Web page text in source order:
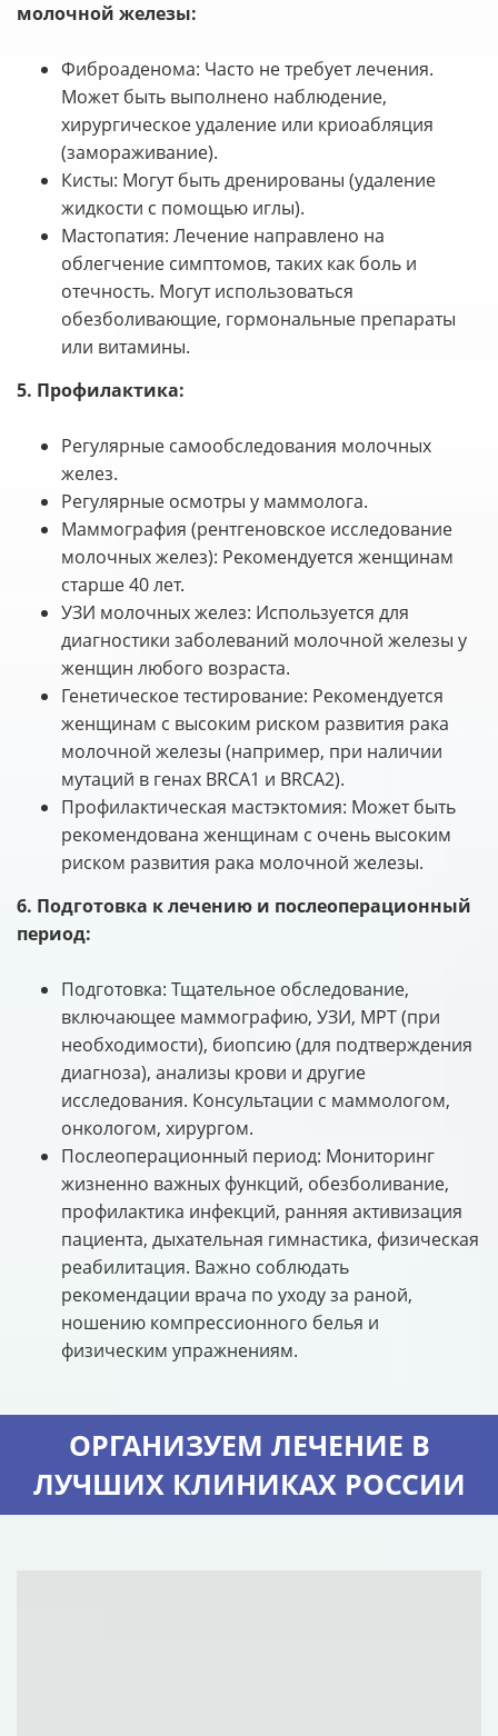
молочной железы:
Фиброаденома: Часто не требует лечения.
Может быть выполнено наблюдение,
хирургическое удаление или криоабляция
(замораживание).
Кисты: Могут быть дренированы (удаление
жидкости с помощью иглы).
Мастопатия: Лечение направлено на
облегчение симптомов, таких как боль и
отечность. Могут использоваться
обезболивающие, гормональные препараты
или витамины.
5. Профилактика:
Регулярные самообследования молочных
желез.
Регулярные осмотры у маммолога.
Маммография (рентгеновское исследование
молочных желез): Рекомендуется женщинам
старше 40 лет.
УЗИ молочных желез: Используется для
диагностики заболеваний молочной железы у
женщин любого возраста.
Генетическое тестирование: Рекомендуется
женщинам с высоким риском развития рака
молочной железы (например, при наличии
мутаций в генах BRCA1 и BRCA2).
Профилактическая мастэктомия: Может быть
рекомендована женщинам с очень высоким
риском развития рака молочной железы.
6. Подготовка к лечению и послеоперационный
период:
Подготовка: Тщательное обследование,
включающее маммографию, УЗИ, МРТ (при
необходимости), биопсию (для подтверждения
диагноза), анализы крови и другие
исследования. Консультации с маммологом,
онкологом, хирургом.
Послеоперационный период: Мониторинг
жизненно важных функций, обезболивание,
профилактика инфекций, ранняя активизация
пациента, дыхательная гимнастика, физическая
реабилитация. Важно соблюдать
рекомендации врача по уходу за раной,
ношению компрессионного белья и
физическим упражнениям.
ОРГАНИЗУЕМ ЛЕЧЕНИЕ В
ЛУЧШИХ КЛИНИКАХ РОССИИ